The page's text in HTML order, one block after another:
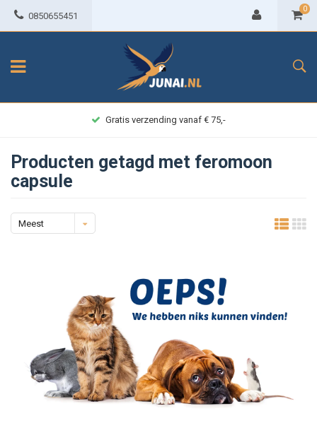
0850655451
0
Gratis verzending vanaf € 75,-
Producten getagd met feromoon
capsule
Meest